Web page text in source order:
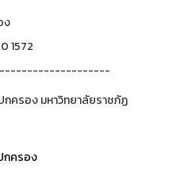
ง
1572
กครอง มหาวิทยาลัยราชภัฏ
กครอง